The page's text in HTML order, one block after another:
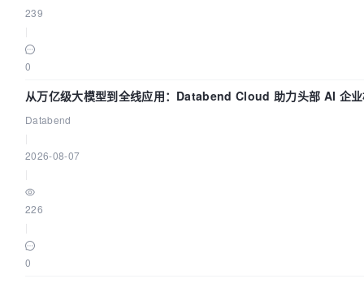
239
0
从万亿级大模型到全线应用：Databend Cloud 助力头部 AI 企
全链路 Trace 数据管道
Databend
2026-08-07
226
0